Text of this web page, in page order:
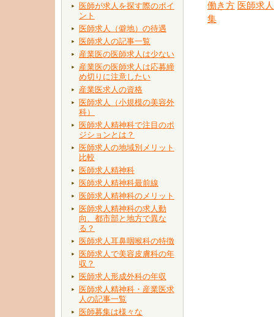
医師が求人を探す際のポイ
ント
医師求人（僻地）の待遇
医師求人の記事一覧
産業医の医師求人は少ない
産業医の医師求人は応募締
め切りに注意したい
産業医求人の資格
医師求人（小規模の美容外
科）
医師求人精神科で注目のポ
ジションとは？
医師求人の地域別メリット
比較
医師求人精神科
医師求人精神科最前線
医師求人精神科のメリット
医師求人精神科の求人動
向、都市部と地方で異な
る？
医師求人耳鼻咽喉科の特徴
医師求人で美容皮膚科の年
収？
医師求人形成外科の年収
医師求人精神科・産業医求
人の記事一覧
医師募集は様々な
働き方 医師求人
集